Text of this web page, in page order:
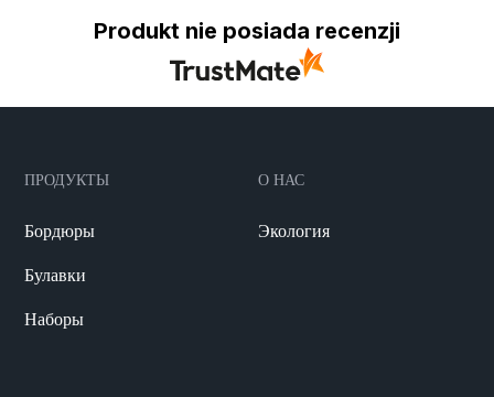
Produkt nie posiada recenzji
ПРОДУКТЫ
Бордюры
Булавки
Наборы
О НАС
Экология